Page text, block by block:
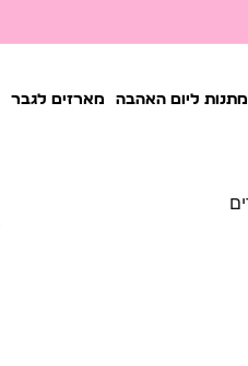
מתנות ליום האהבה מארזים לגבר